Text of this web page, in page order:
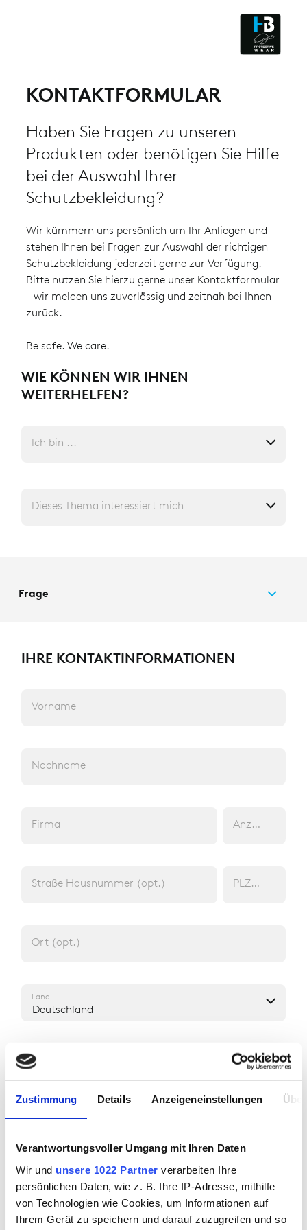
Zustimmung Details Anzeigeneinstellungen
Verantwortungsvoller Umgang mit Ihren Daten
Wir und unsere 1022 Partner verarbeiten Ihre
persönlichen Daten, wie z. B. Ihre IP-Adresse, mithilfe
von Technologien wie Cookies, um Informationen auf
Ihrem Gerät zu speichern und darauf zuzugreifen und so
KONTAKTFORMULAR
Haben Sie Fragen zu unseren
Produkten oder benötigen Sie Hilfe
bei der Auswahl Ihrer
Schutzbekleidung?
Wir kümmern uns persönlich um Ihr Anliegen und
stehen Ihnen bei Fragen zur Auswahl der richtigen
Schutzbekleidung jederzeit gerne zur Verfügung.
Bitte nutzen Sie hierzu gerne unser Kontaktformular
- wir melden uns zuverlässig und zeitnah bei Ihnen
zurück.
Be safe. We care.
WIE KÖNNEN WIR IHNEN
WEITERHELFEN?
Ich bin ...
Dieses Thema interessiert mich
Frage
IHRE KONTAKTINFORMATIONEN
Vorname
Nachname
Firma Anz. Träger
Straße Hausnummer (opt.) PLZ (opt.)
Ort (opt.)
Land
Deutschland
IHRE ANMERKUNGEN UND FRAGEN
Anmerkungen & Fragen (opt.)
WIE KÖNNEN WIR SIE ERREICHEN?